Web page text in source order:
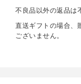
不良品以外の返品は
直送ギフトの場合、
ございません。